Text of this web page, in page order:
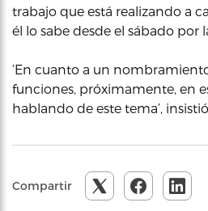
trabajo que está realizando a
él lo sabe desde el sábado por
‘En cuanto a un
funciones, próximamente, en
hablando de este tema’,
Compartir